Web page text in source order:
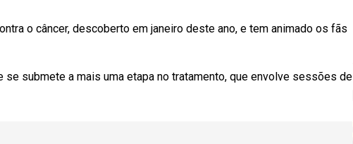
o câncer, descoberto em janeiro deste ano, e tem animado os fãs
se submete a mais uma etapa no tratamento, que envolve sessões de